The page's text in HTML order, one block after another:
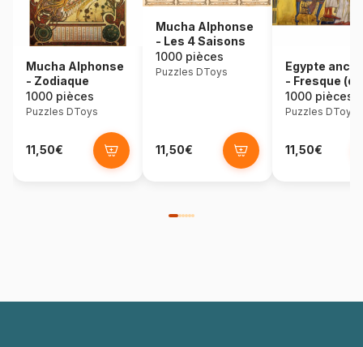
Mucha Alphonse
- Zodiaque
1000 pièces
Puzzles DToys
11,50€
Mucha Alphonse
- Les 4 Saisons
1000 pièces
Puzzles DToys
11,50€
Egypte
- Fresque
1000 pièces
Puzzles DToys
11,50€